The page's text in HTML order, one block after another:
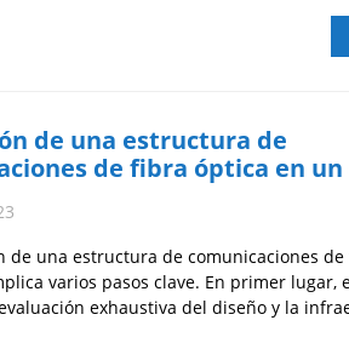
de una estructura de
de fibra óptica en
de una estructura de comunicaciones
varios pasos clave. En primer lugar,
exhaustiva del diseño y la